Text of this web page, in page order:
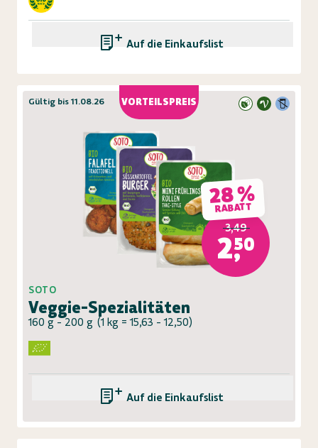
Auf die Einkaufsliste
VORTEILSPREIS
Gültig bis 11.08.26
28 %
RABATT
3,49
2,50
SOTO
Veggie-Spezialitäten
160 g - 200 g (1 kg = 15,63 - 12,50)
Auf die Einkaufsliste